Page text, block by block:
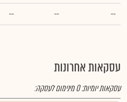
--
--
--
עסקאות אחרונות
עסקאות יומיות:0מינימום לעסקה: